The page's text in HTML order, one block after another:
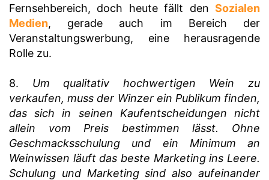
Fernsehbereich, doch heute fällt den Sozialen
Medien, gerade auch im Bereich der
Veranstaltungswerbung, eine herausragende
Rolle zu.
8. Um qualitativ hochwertigen Wein zu
verkaufen, muss der Winzer ein Publikum finden,
das sich in seinen Kaufentscheidungen nicht
allein vom Preis bestimmen lässt. Ohne
Geschmacksschulung und ein Minimum an
Weinwissen läuft das beste Marketing ins Leere.
Schulung und Marketing sind also aufeinander